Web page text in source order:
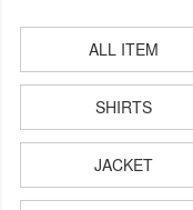
ALL ITEM
SHIRTS
JACKET